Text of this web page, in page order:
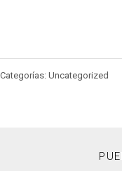
Categorías: Uncategorized